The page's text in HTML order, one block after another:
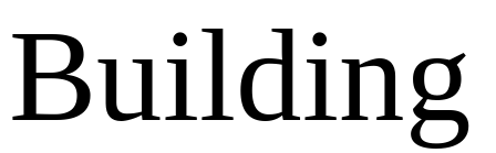
Building